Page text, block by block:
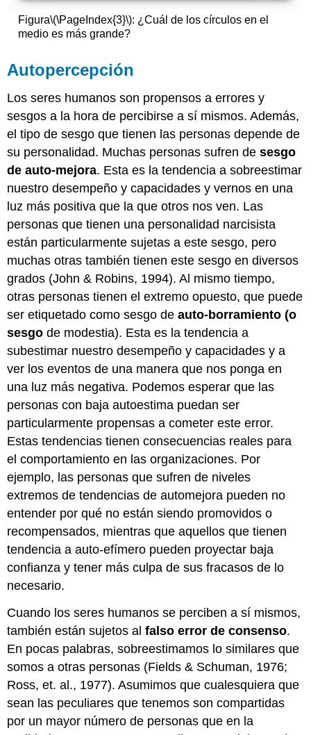
Figura\(\PageIndex{3}\): ¿Cuál de los círculos en el
medio es más grande?
Autopercepción
Los seres humanos son propensos a errores y
sesgos a la hora de percibirse a sí mismos. Además,
el tipo de sesgo que tienen las personas depende de
su personalidad. Muchas personas sufren desesgo
de auto-mejora. Esta es la tendencia a sobreestimar
nuestro desempeño y capacidades y vernos en una
luz más positiva que la que otros nos ven. Las
personas que tienen una personalidad narcisista
están particularmente sujetas a este sesgo, pero
muchas otras también tienen este sesgo en diversos
grados (John & Robins, 1994). Al mismo tiempo,
otras personas tienen el extremo opuesto, que puede
ser etiquetado como sesgo deauto-borramiento (o
sesgo de modestia). Esta es la tendencia a
subestimar nuestro desempeño y capacidades y a
ver los eventos de una manera que nos ponga en
una luz más negativa. Podemos esperar que las
personas con baja autoestima puedan ser
particularmente propensas a cometer este error.
Estas tendencias tienen consecuencias reales para
el comportamiento en las organizaciones. Por
ejemplo, las personas que sufren de niveles
extremos de tendencias de automejora pueden no
entender por qué no están siendo promovidos o
recompensados, mientras que aquellos que tienen
tendencia a auto-efímero pueden proyectar baja
confianza y tener más culpa de sus fracasos de lo
necesario.
Cuando los seres humanos se perciben a sí mismos,
también están sujetos alfalso error de consenso.
En pocas palabras, sobreestimamos lo similares que
somos a otras personas (Fields & Schuman, 1976;
Ross, et. al., 1977). Asumimos que cualesquiera que
sean las peculiares que tenemos son compartidas
por un mayor número de personas que en la